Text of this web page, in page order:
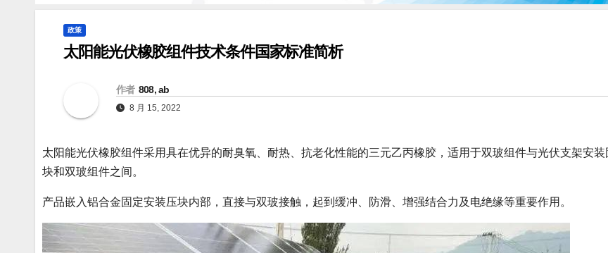
政策
太阳能光伏橡胶组件技术条件国家标准简析
作者 808, ab
8 月 15, 2022
太阳能光伏橡胶组件采用具在优异的耐臭氧、耐热、抗老化性能的三元乙丙橡胶，适用于双玻组件与光伏支架安
块和双玻组件之间。
产品嵌入铝合金固定安装压块内部，直接与双玻接触，起到缓冲、防滑、增强结合力及电绝缘等重要作用。